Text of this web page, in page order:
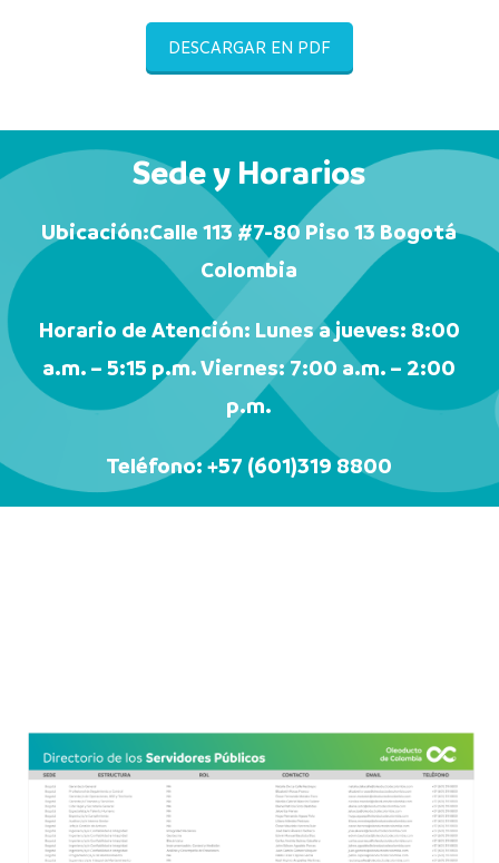
DESCARGAR EN PDF
Sede y Horarios
Ubicación:Calle 113 #7-80 Piso 13 Bogotá
Colombia
Horario de Atención: Lunes a jueves: 8:00
a.m. – 5:15 p.m. Viernes: 7:00 a.m. – 2:00
p.m.
Teléfono: +57 (601)319 8800